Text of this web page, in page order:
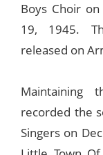
Boys Choir
19, 1945.
released on
Maintaining
recorded the
Singers on